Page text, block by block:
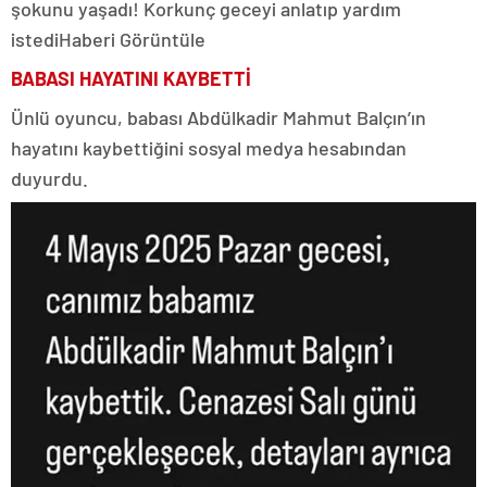
şokunu yaşadı! Korkunç geceyi anlatıp yardım
istediHaberi Görüntüle
BABASI HAYATINI KAYBETTİ
Ünlü oyuncu, babası Abdülkadir Mahmut Balçın’ın
hayatını kaybettiğini sosyal medya hesabından
duyurdu.